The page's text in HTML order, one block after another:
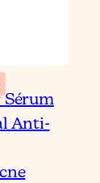
|
Sérum
Anti-